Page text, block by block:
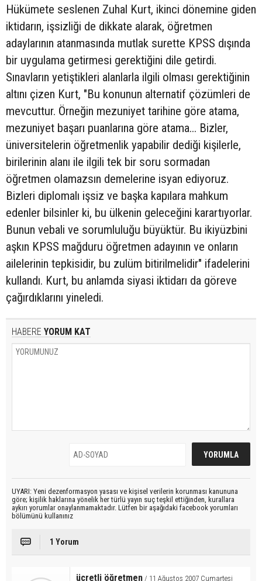
Hükümete seslenen Zuhal Kurt, ikinci dönemine giden
iktidarın, işsizliği de dikkate alarak, öğretmen
adaylarının atanmasında mutlak surette KPSS dışında
bir uygulama getirmesi gerektiğini dile getirdi.
Sınavların yetiştikleri alanlarla ilgili olması gerektiğinin
altını çizen Kurt, "Bu konunun alternatif çözümleri de
mevcuttur. Örneğin mezuniyet tarihine göre atama,
mezuniyet başarı puanlarına göre atama... Bizler,
üniversitelerin öğretmenlik yapabilir dediği kişilerle,
birilerinin alanı ile ilgili tek bir soru sormadan
öğretmen olamazsın demelerine isyan ediyoruz.
Bizleri diplomalı işsiz ve başka kapılara mahkum
edenler bilsinler ki, bu ülkenin geleceğini karartıyorlar.
Bunun vebali ve sorumluluğu büyüktür. Bu ikiyüzbini
aşkın KPSS mağduru öğretmen adayının ve onların
ailelerinin tepkisidir, bu zulüm bitirilmelidir" ifadelerini
kullandı. Kurt, bu anlamda siyasi iktidarı da göreve
çağırdıklarını yineledi.
HABERE YORUM KAT
UYARI: Yeni dezenformasyon yasası ve kişisel verilerin korunması kanununa
göre; kişilik haklarına yönelik her türlü yayın suç teşkil ettiğinden, kurallara
aykırı yorumlar onaylanmamaktadır. Lütfen bir aşağıdaki facebook yorumları
bölümünü kullanınız
1 Yorum
ücretli öğretmen / 11 Ağustos 2007 Cumartesi